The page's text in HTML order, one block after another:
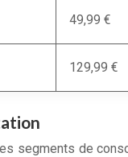
49,99 €
129,99 €
segments de